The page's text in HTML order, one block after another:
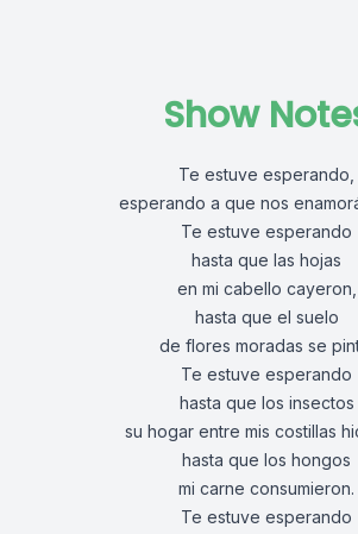
Show
Te estuve esperando,
esperando a que nos
Te estuve esperando
hasta que las hojas
en mi cabello cayeron,
hasta que el suelo
de flores moradas se
Te estuve esperando
hasta que los insectos
su hogar entre mis costillas
hasta que los hongos
mi carne consumieron.
Te estuve esperando